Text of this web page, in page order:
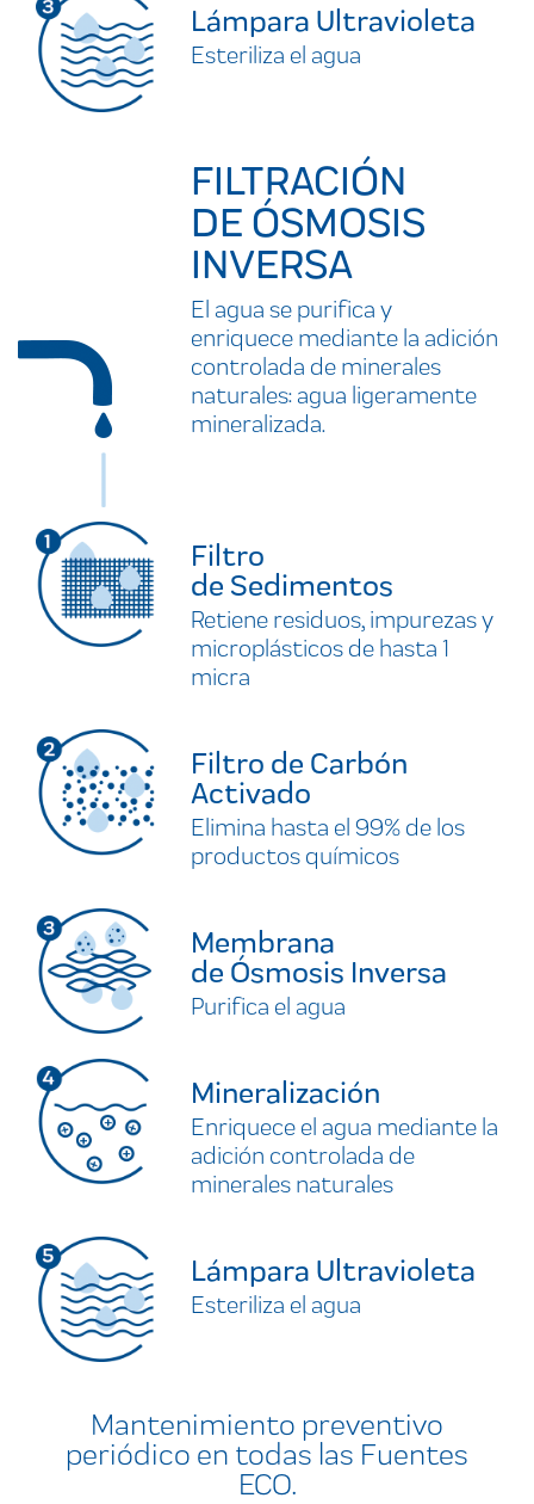
Lámpara Ultravioleta
Esteriliza el agua
FILTRACIÓN
DE ÓSMOSIS
INVERSA
El agua se purifica y
enriquece mediante la adición
controlada de minerales
naturales: agua ligeramente
mineralizada.
Filtro
de Sedimentos
Retiene residuos, impurezas y
microplásticos de hasta 1
micra
Filtro de Carbón
Activado
Elimina hasta el 99% de los
productos químicos
Membrana
de Ósmosis Inversa
Purifica el agua
Mineralización
Enriquece el agua mediante la
adición controlada de
minerales naturales
Lámpara Ultravioleta
Esteriliza el agua
Mantenimiento preventivo
periódico en todas las Fuentes
ECO.